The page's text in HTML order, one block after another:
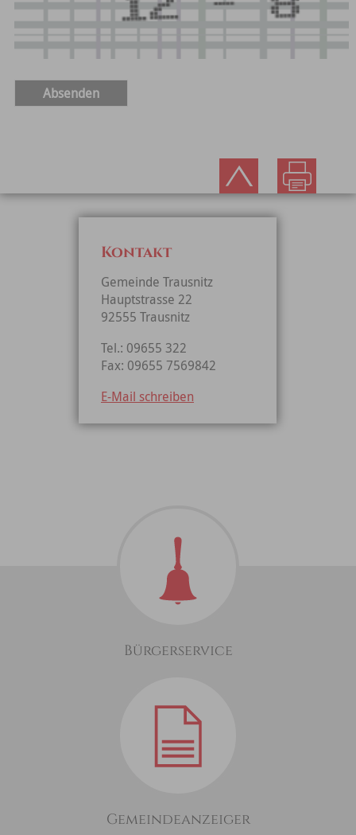
Kontakt
Gemeinde Trausnitz
Hauptstrasse 22
92555 Trausnitz
Tel.: 09655 322
Fax: 09655 7569842
E-Mail schreiben
Bürgerservice
Gemeindeanzeiger